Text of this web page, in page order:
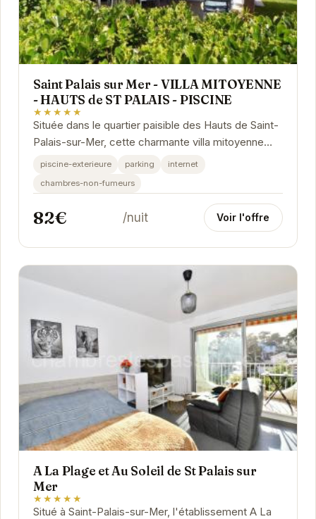
Saint Palais sur Mer - VILLA MITOYENNE
- HAUTS de ST PALAIS - PISCINE
★★★★★
Située dans le quartier paisible des Hauts de Saint-
Palais-sur-Mer, cette charmante villa mitoyenne
offre le parfait équilibre entre confort et...
piscine-exterieure parking
internet
chambres-non-fumeurs
82€ /nuit Voir l'offre
A La Plage et Au Soleil de St Palais sur
Mer
★★★★★
Situé à Saint-Palais-sur-Mer, l'établissement A La